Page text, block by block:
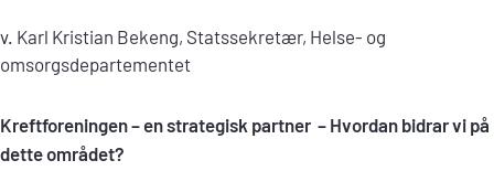
v. Karl Kristian Bekeng, Statssekretær, Helse- og
omsorgsdepartementet
Kreftforeningen – en strategisk partner – Hvordan bidrar vi på
dette området?